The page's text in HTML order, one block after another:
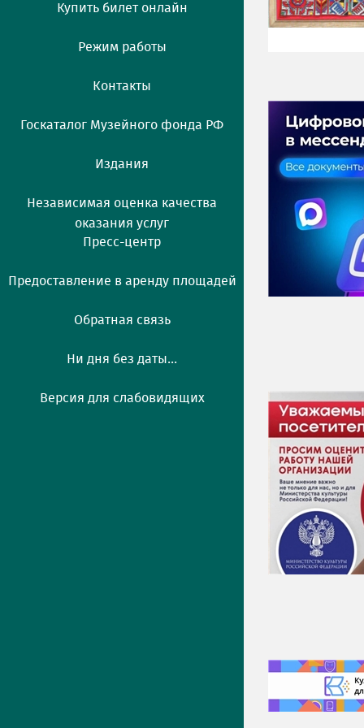
Купить билет онлайн
Режим работы
Контакты
Госкаталог Музейного фонда РФ
Издания
Независимая оценка качества
оказания услуг
Пресс-центр
Предоставление в аренду площадей
Обратная связь
Ни дня без даты...
Версия для слабовидящих